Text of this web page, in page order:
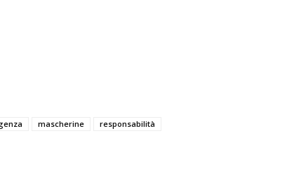
mascherine
responsabilità